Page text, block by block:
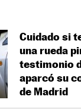
Cuidado si
una rueda
testimonio
aparcó su
de Madrid